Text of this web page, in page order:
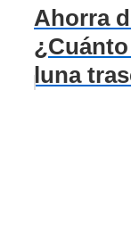
Ahorra
luna